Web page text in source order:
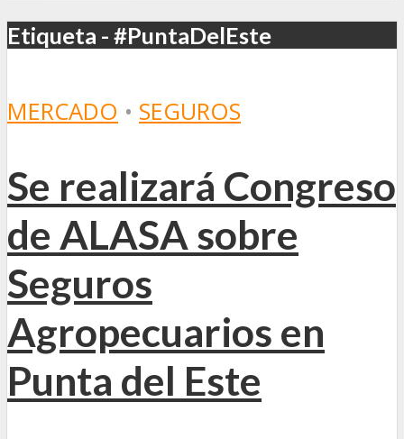
Etiqueta - #PuntaDelEste
MERCADO • SEGUROS
Se realizará Congreso
de ALASA sobre
Seguros
Agropecuarios en
Punta del Este